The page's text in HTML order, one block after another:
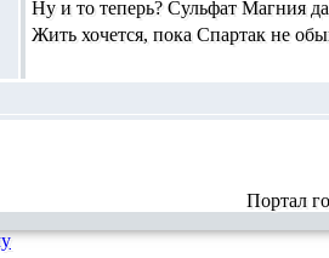
Ну и то теперь? Сульфат Магния
Жить хочется, пока Спартак не
Портал